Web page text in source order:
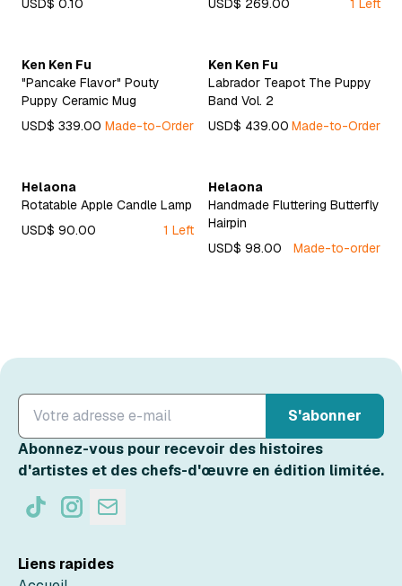
USD$ 0.10
USD$ 269.00
1 Left
Ken Ken Fu
"Pancake Flavor" Pouty
Puppy Ceramic Mug
USD$ 339.00 Made-to-Order
Ken Ken Fu
Labrador Teapot The Puppy
Band Vol. 2
USD$ 439.00 Made-to-Order
Helaona
Rotatable Apple Candle Lamp
USD$ 90.00
1 Left
Helaona
Handmade Fluttering Butterfly
Hairpin
USD$ 98.00
Made-to-order
S'abonner
Abonnez-vous pour recevoir des histoires
d'artistes et des chefs-d'œuvre en édition limitée.
Liens rapides